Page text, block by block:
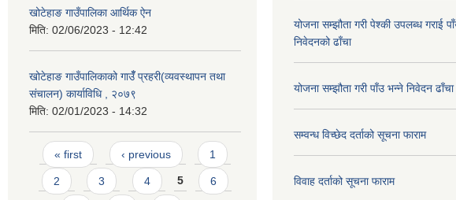
खोटेहाङ गाउँपालिका आर्थिक ऐन
मिति: 02/06/2023 - 12:42
खोटेहाङ गाउँपालिकाको गाउँँ प्रहरी(व्यवस्थापन तथा
संचालन) कार्याविधि , २०७९
मिति: 02/01/2023 - 14:32
Pages
« first ‹ previous 1
2 3 4 5 6
योजना सम्झौता गरी पेश्की उपलब्ध गराई
निवेदनको ढाँचा
योजना सम्झौता गरी पाँउ भन्ने निवेदन ढाँचा
सम्वन्ध विच्छेद दर्ताको सूचना फाराम
विवाह दर्ताको सूचना फाराम